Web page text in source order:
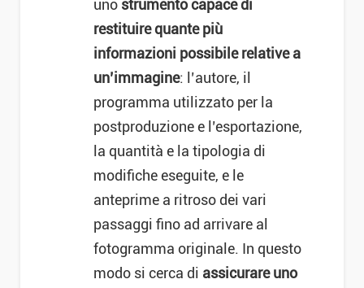
uno strumento capace di
restituire quante più
informazioni possibile relative a
un’immagine: l’autore, il
programma utilizzato per la
postproduzione e l’esportazione,
la quantità e la tipologia di
modifiche eseguite, e le
anteprime a ritroso dei vari
passaggi fino ad arrivare al
fotogramma originale. In questo
modo si cerca di assicurare uno